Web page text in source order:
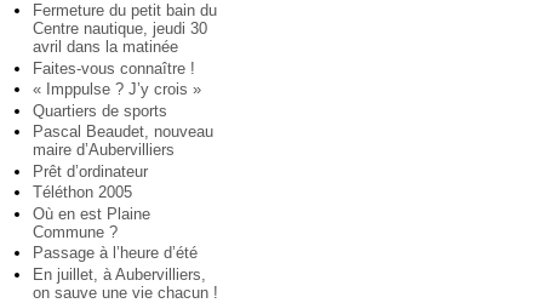
Fermeture du petit bain du
Centre nautique, jeudi 30
avril dans la matinée
Faites-vous connaître !
« Imppulse ? J’y crois »
Quartiers de sports
Pascal Beaudet, nouveau
maire d’Aubervilliers
Prêt d’ordinateur
Téléthon 2005
Où en est Plaine
Commune ?
Passage à l’heure d’été
En juillet, à Aubervilliers,
on sauve une vie chacun !